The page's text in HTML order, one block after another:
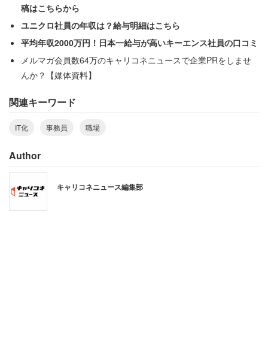
一方で、尻込みするトピ主に対して手厳しい意見や、現実
的なツッコミも多数寄せられている。
「エクセルなんてもう30年ちかく前から導入されて
ただろうしそれを今まだ使えないって言ってるのは
単に苦手意識なだけでは？」
「AIだからって身構えてるのかもしれないけど新シ
ステムを最初から分かる人なんていないでしょ 分か
んないなりに理解しようとすればいい 仕事なんだか
ら拒否反応示してる場合じゃないよ」
稿はこちらから
ユニクロ社員の年収は？給与明細はこちら
平均年収2000万円！日本一給与が高いキーエンス社員の口コミ
メルマガ会員数64万のキャリコネニュースで企業PRをしませ
んか？【媒体資料】
関連キーワード
IT化 事務員 職場
Author
キャリコネニュース編集部